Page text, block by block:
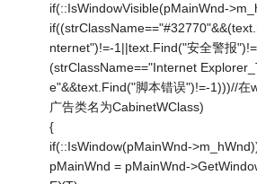
if(::IsWindowVisible(pMainWnd-
nternet")!=-1||text.Find("安全警报
(strClassName=="Internet
e"&&text.Find("脚本错误")!=-1)))//在
广告类名为CabinetWClass)
{
if(::IsWindow(pMainWnd-
pMainWnd = pMainWnd-